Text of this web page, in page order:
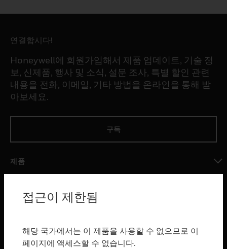
연결합시다!
Honeywell에 회원가입해서 제품 업데이트, 기술 정
보, 신제품, 행사 및 소식, 설문 조사, 특별 할인 관련
내용을 전화, 이메일, 기타 방법을 온라인을 통해 받
아보세요.
구독
제품
toggle view
산업 분야
접근이 제한됨
해당 국가에서는 이 제품을 사용할 수 없으므로 이
페이지에 액세스할 수 없습니다.